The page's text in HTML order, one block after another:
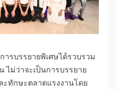
ารบรรยายพิเศษได้รวบรวม
ม่ว่าจะเป็นการบรรยาย
ะทักษะตลาดแรงงานโดย